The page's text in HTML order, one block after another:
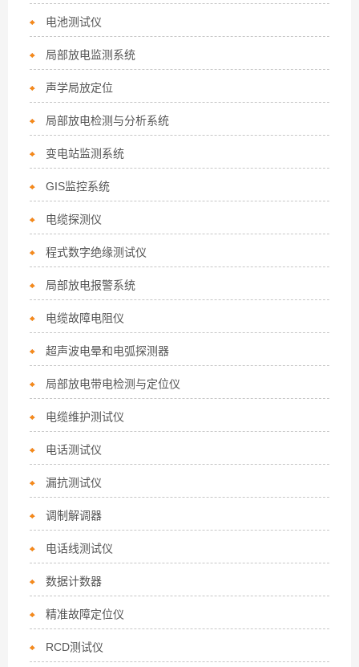
电池测试仪
局部放电监测系统
声学局放定位
局部放电检测与分析系统
变电站监测系统
GIS监控系统
电缆探测仪
程式数字绝缘测试仪
局部放电报警系统
电缆故障电阻仪
超声波电晕和电弧探测器
局部放电带电检测与定位仪
电缆维护测试仪
电话测试仪
漏抗测试仪
调制解调器
电话线测试仪
数据计数器
精准故障定位仪
RCD测试仪